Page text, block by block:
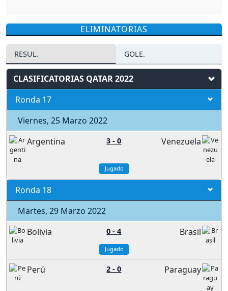
ELIMINATORIAS
RESUL. GOLE.
CLASIFICATORIAS QATAR 2022
Ronda 17
Viernes, 25 Marzo 2022
Argentina
3 -0 Venezuela
Jugado
Ronda 18
Martes, 29 Marzo 2022
Bolivia
0 -4 Brasil
Jugado
Perú 2 -0 Paraguay